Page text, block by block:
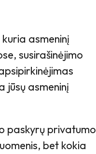
asmeninį
susirašinėjimo
jūsų asmeninį
paskyrų privatumo
bet kokia